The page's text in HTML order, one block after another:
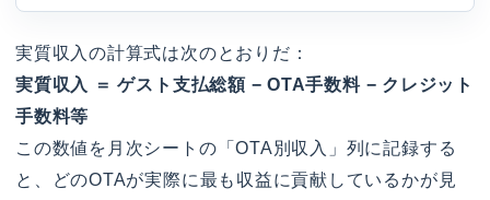
実質収入の計算式は次のとおりだ：
実質収入 ＝ ゲスト支払総額 − OTA手数料 − クレジット
手数料等
この数値を月次シートの「OTA別収入」列に記録する
と、どのOTAが実際に最も収益に貢献しているかが見